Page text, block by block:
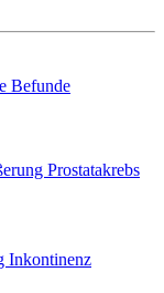
Befunde
Prostatakrebs
Inkontinenz